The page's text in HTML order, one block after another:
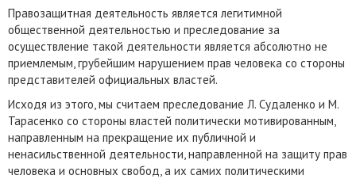
Правозащитная деятельность является легитимной
общественной деятельностью и преследование за
осуществление такой деятельности является абсолютно не
приемлемым, грубейшим нарушением прав человека со стороны
представителей официальных властей.
Исходя из этого, мы считаем преследование Л. Судаленко и М.
Тарасенко со стороны властей политически мотивированным,
направленным на прекращение их публичной и
ненасильственной деятельности, направленной на защиту прав
человека и основных свобод, а их самих политическими